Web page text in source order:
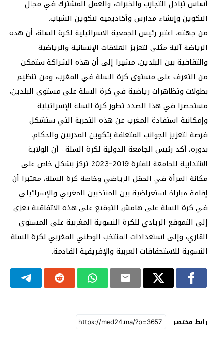
أساس تبادل التجارب والخبرات، والعمل المشترك في مجال
التكوين وإنشاء مدارس وأكاديمية لتكوين الشباب.
من جهته، اعتبر رئيس الجمعية الاسرائيلية لكرة السلة، أن هذه
الرياضة آلية مثلى لتعزيز العلاقات الإنسانية والرياضية
والثقافية بين البلدين، مشيرا إلى أن هذه الشراكة ستمكن
من التعرف على مستوى كرة السلة في المغرب، ومن تنظيم
بطولات وتظاهرات رياضية في كرة السلة على مستوى البلدين،
مستحضرا في هذا الصدد تطور كرة السلة الإسرائيلية
وإمكانية استفادة المغرب من هذه التجربة التي ستشكل
فرصة لتعزيز الجوانب المتعلقة بتكوين المدربين والحكام.
بدوره، أكد رئيس الجامعة الدولية لكرة السلة ، أن الولاية
الانتدابية للجامعة للفترة 2019-2023 تركز بشكل خاص على
مكانة المرأة في الحقل الرياضي وخاصة كرة السلة، معتبرا أن
إقامة مباراة استعراضية بين المنتخبين المغربي والإسرائيلي
في كرة السلة على هامش التوقيع على هذه الاتفاقية يعزى
إلى التموقع الريادي للكرة النسوية المغربية على المستوى
القاري، وإلى استعدادات المنتخب الوطني المغربي لكرة السلة
النسوية للاستحقاقات العربية والإفريقية القادمة.
رابط مختصر